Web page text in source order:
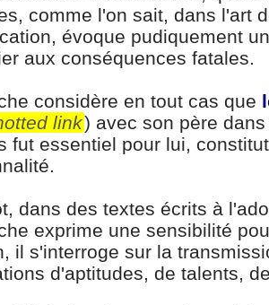
comme l'on sait, dans l'art
évoque pudiquement
aux conséquences fatales.
considère en tout cas que
link) avec son père
fut essentiel pour lui,
dans des textes écrits à
exprime une sensibilité
il s'interroge sur la
d'aptitudes, de talents,